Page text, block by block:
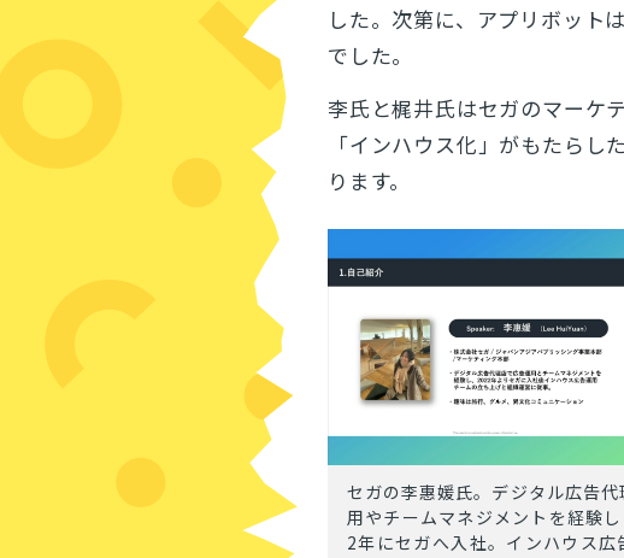
した。次第に、アプリボット
でした。
李氏と梶井氏はセガのマーケ
「インハウス化」がもたら
ります。
セガの李惠媛氏。デジタル広告代
用やチームマネジメントを経験
2年にセガへ入社。インハウス広